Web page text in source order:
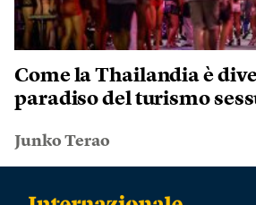
Come la Thailandia è
paradiso del turismo
Junko Terao